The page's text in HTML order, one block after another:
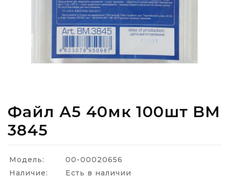
Файл А5 40мк 100шт BM
3845
Модель:
00-00020656
Наличие:
Есть в наличии